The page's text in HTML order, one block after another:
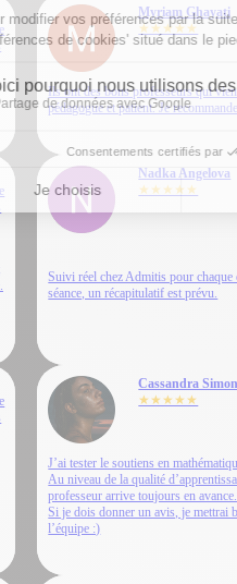
Myriam Ghayati
★★★★★
Ils ont des bons professeurs qui
pédagogue et patient. Je
Nadka Angelova
★★★★★
Suivi réel chez Admitis pour
séance, un récapitulatif est prévu.
Cassandra
★★★★★
J’ai tester le soutiens en
Au niveau de la qualité
professeur arrive toujours en avance.
Si je dois donner un avis, je mettrai
l’équipe :)